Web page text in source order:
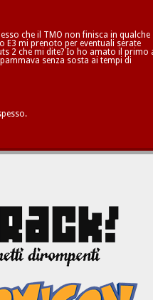
che il TMO non finisca in qualche
E3 mi prenoto per eventuali serate
2 che mi dite? Io ho amato il primo
senza sosta ai tempi di